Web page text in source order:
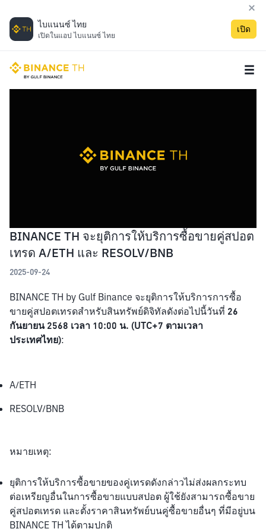
ไบแนนซ์ ไทย
เปิดในแอป ไบแนนซ์ ไทย
เปิด
BINANCE TH จะยุติการให้บริการซื้อขายคู่สปอต
เทรด A/ETH และ RESOLV/BNB
2025-09-24
BINANCE TH by Gulf Binance จะยุติการให้บริการการซื้อ
ขายคู่สปอตเทรดสำหรับสินทรัพย์ดิจิทัลดังต่อไปนี้วันที่ 26
กันยายน 2568 เวลา 10:00 น. (UTC+7 ตามเวลา
ประเทศไทย):
A/ETH
RESOLV/BNB
หมายเหตุ:
ยุติการให้บริการซื้อขายของคู่เทรดดังกล่าวไม่ส่งผลกระทบ
ต่อเหรียญอื่นในการซื้อขายแบบสปอต ผู้ใช้ยังสามารถซื้อขาย
คู่สปอตเทรด และตั้งราคาสินทรัพย์บนคู่ซื้อขายอื่นๆ ที่มีอยู่บน
BINANCE TH ได้ตามปกติ